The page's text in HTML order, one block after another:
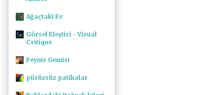
Ağaçtaki Ev
Görsel Eleştiri - Visual
Critique
Peynir Gemisi
pürüzsüz patikalar